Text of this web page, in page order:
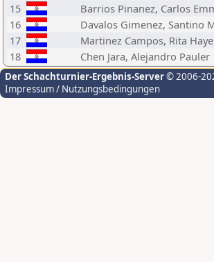
15
Barrios Pinanez, Carlos
16
Davalos Gimenez, Santino
17
Martinez Campos, Rita
18
Chen Jara, Alejandro Pauler
Der Schachturnier-Ergebnis-Server© 2006-
Impressum / Nutzungsbedingungen